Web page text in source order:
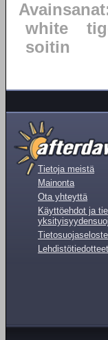
white
soitin
Tietoja meistä
Mainonta
Ota yhteyttä
Käyttöehdot ja
Tietosuojaseloste
Lehdistötiedotteet